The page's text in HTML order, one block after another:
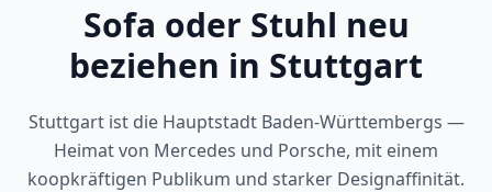
Sofa oder Stuhl neu
beziehen in Stuttgart
Stuttgart ist die Hauptstadt Baden-Württembergs —
Heimat von Mercedes und Porsche, mit einem
koopkräftigen Publikum und starker Designaffinität.